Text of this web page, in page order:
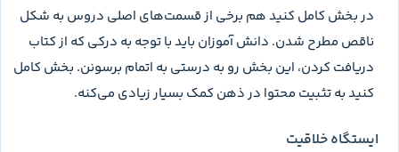
در بخش کامل کنید هم برخی از قسمت‌های اصلی دروس به شکل
ناقص مطرح شدن. دانش آموزان باید با توجه به درکی که از کتاب
دریافت کردن، این بخش‌ رو به درستی به اتمام برسونن. بخش کامل
کنید به تثبیت محتوا در ذهن کمک بسیار زیادی می‌کنه.
ایستگاه خلاقیت